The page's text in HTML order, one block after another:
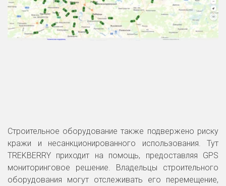
Строительное оборудование также подвержено риску
кражи и несанкционированного использования. Тут
TREKBERRY приходит на помощь, предоставляя GPS
мониторинговое решение. Владельцы строительного
оборудования могут отслеживать его перемещение,